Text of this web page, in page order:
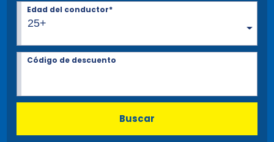
25+
Edad del conductor*
Código de descuento
Buscar